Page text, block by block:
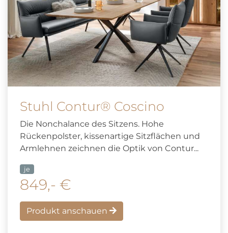
Stuhl Contur® Coscino
Die Nonchalance des Sitzens. Hohe
Rückenpolster, kissenartige Sitzflächen und
Armlehnen zeichnen die Optik von Contur...
je
849,- €
Produkt anschauen